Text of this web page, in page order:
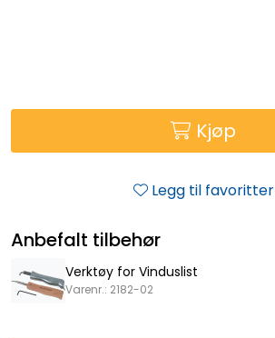
Kjøp
Legg til favoritter
Anbefalt tilbehør
Verktøy for Vinduslist
Varenr.: 2182-02